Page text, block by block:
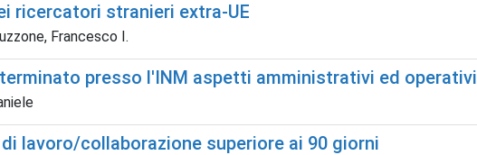
ricercatori stranieri extra-UE
Francesco I.
presso l'INM aspetti amministrativi ed operativi
lavoro/collaborazione superiore ai 90 giorni